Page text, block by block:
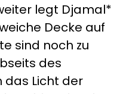
legt Djamal*
Decke auf
sind noch zu
des
das Licht der